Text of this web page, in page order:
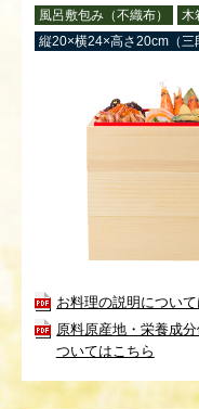
風呂敷包み（不織布） 木
縦20×横24×高さ20cm（三
お料理の説明につい
原料原産地・栄養成
ついてはこちら